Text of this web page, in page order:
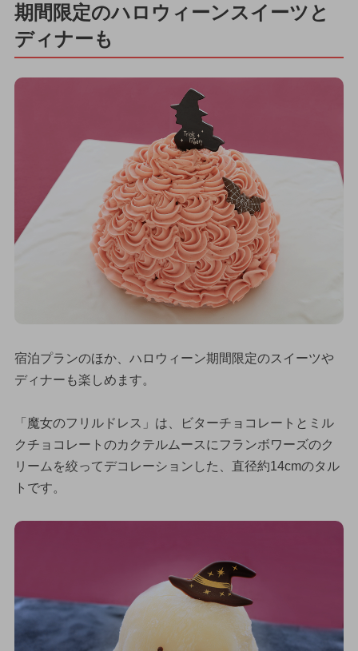
期間限定のハロウィーンスイーツと
ディナーも
宿泊プランのほか、ハロウィーン期間限定のスイーツや
ディナーも楽しめます。
「魔女のフリルドレス」は、ビターチョコレートとミル
クチョコレートのカクテルムースにフランボワーズのク
リームを絞ってデコレーションした、直径約14cmのタル
トです。